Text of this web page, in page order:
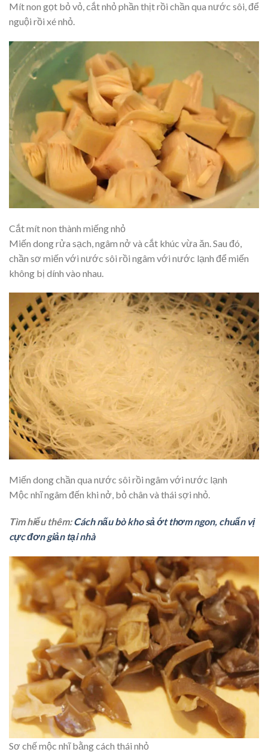
Mít non gọt bỏ vỏ, cắt nhỏ phần thịt rồi chần qua nước sôi, để
nguội rồi xé nhỏ.
Cắt mít non thành miếng nhỏ
Miến dong rửa sạch, ngâm nở và cắt khúc vừa ăn. Sau đó,
chần sơ miến với nước sôi rồi ngâm với nước lạnh để miến
không bị dính vào nhau.
Miến dong chần qua nước sôi rồi ngâm với nước lạnh
Mộc nhĩ ngâm đến khi nở, bỏ chân và thái sợi nhỏ.
Tìm hiểu thêm:Cách nấu bò kho sả ớt thơm ngon, chuẩn vị
cực đơn giản tại nhà
Sơ chế mộc nhĩ bằng cách thái nhỏ